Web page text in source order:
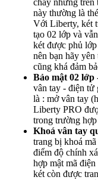
cháy nhưng trên
này thường là
Với Liberty, két
tạo 02 lớp và
két được phủ
nên bạn hãy
cũng khá đảm
Bảo mật 02 lớp
vân tay - điện tử
là : mở vân tay
Liberty PRO
trong trường
Khoá vân tay
trang bị khoá
điểm độ chính
hợp mật mã
két còn được